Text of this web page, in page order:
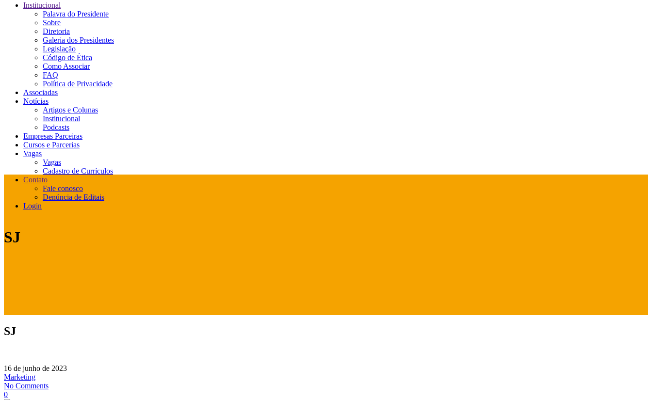
Institucional
Palavra do Presidente
Sobre
Diretoria
Galeria dos Presidentes
Legislação
Código de Ética
Como Associar
FAQ
Política de Privacidade
Associadas
Notícias
Artigos e Colunas
Institucional
Podcasts
Empresas Parceiras
Cursos e Parcerias
Vagas
Vagas
Cadastro de Currículos
Contato
Fale conosco
Denúncia de Editais
Login
SJ
SJ
16 de junho de 2023
Marketing
No Comments
0